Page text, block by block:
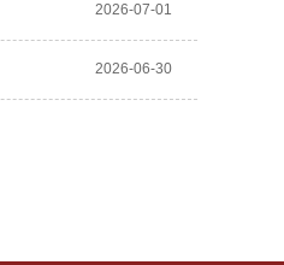
2026-07-01
2026-06-30